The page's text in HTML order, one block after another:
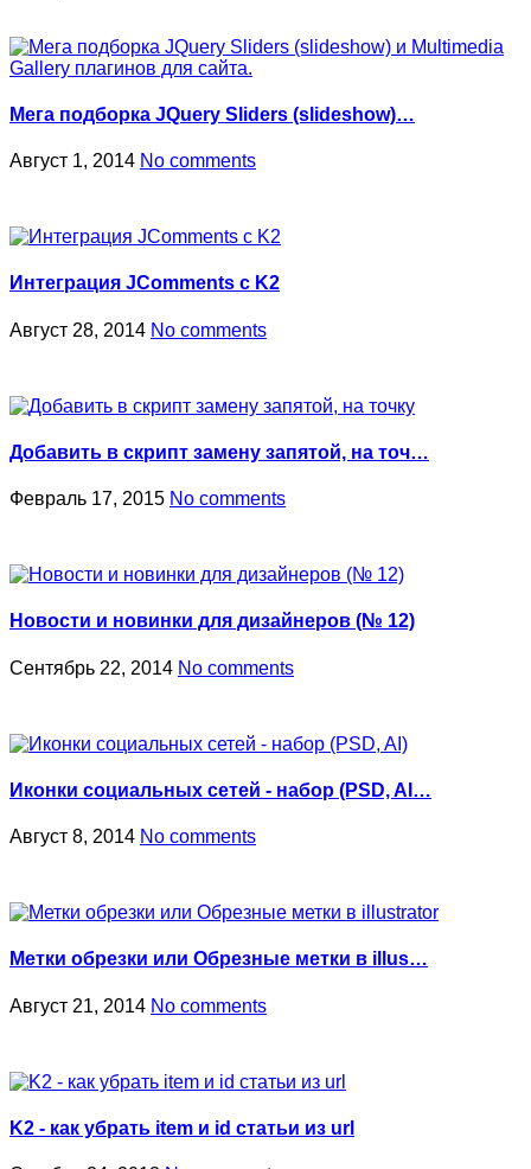
Мега подборка JQuery Sliders (slideshow)…
Август 1, 2014 No comments
Интеграция JComments с K2
Август 28, 2014 No comments
Добавить в скрипт замену запятой, на точ…
Февраль 17, 2015 No comments
Новости и новинки для дизайнеров (№ 12)
Сентябрь 22, 2014 No comments
Иконки социальных сетей - набор (PSD, AI…
Август 8, 2014 No comments
Метки обрезки или Обрезные метки в illus…
Август 21, 2014 No comments
K2 - как убрать item и id статьи из url